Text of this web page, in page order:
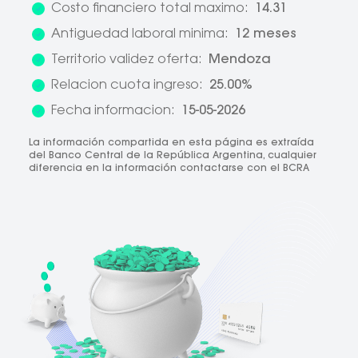
Costo financiero total maximo:
14.31
Antiguedad laboral minima:
12 meses
Territorio validez oferta:
Mendoza
Relacion cuota ingreso:
25.00%
Fecha informacion:
15-05-2026
La información compartida en esta página es extraída
del Banco Central de la República Argentina, cualquier
diferencia en la información contactarse con el BCRA